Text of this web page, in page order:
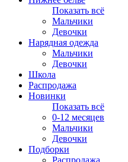
Показать всё
Мальчики
Девочки
Нарядная одежда
Мальчики
Девочки
Школа
Распродажа
Новинки
Показать всё
0-12 месяцев
Мальчики
Девочки
Подборки
Распродажа